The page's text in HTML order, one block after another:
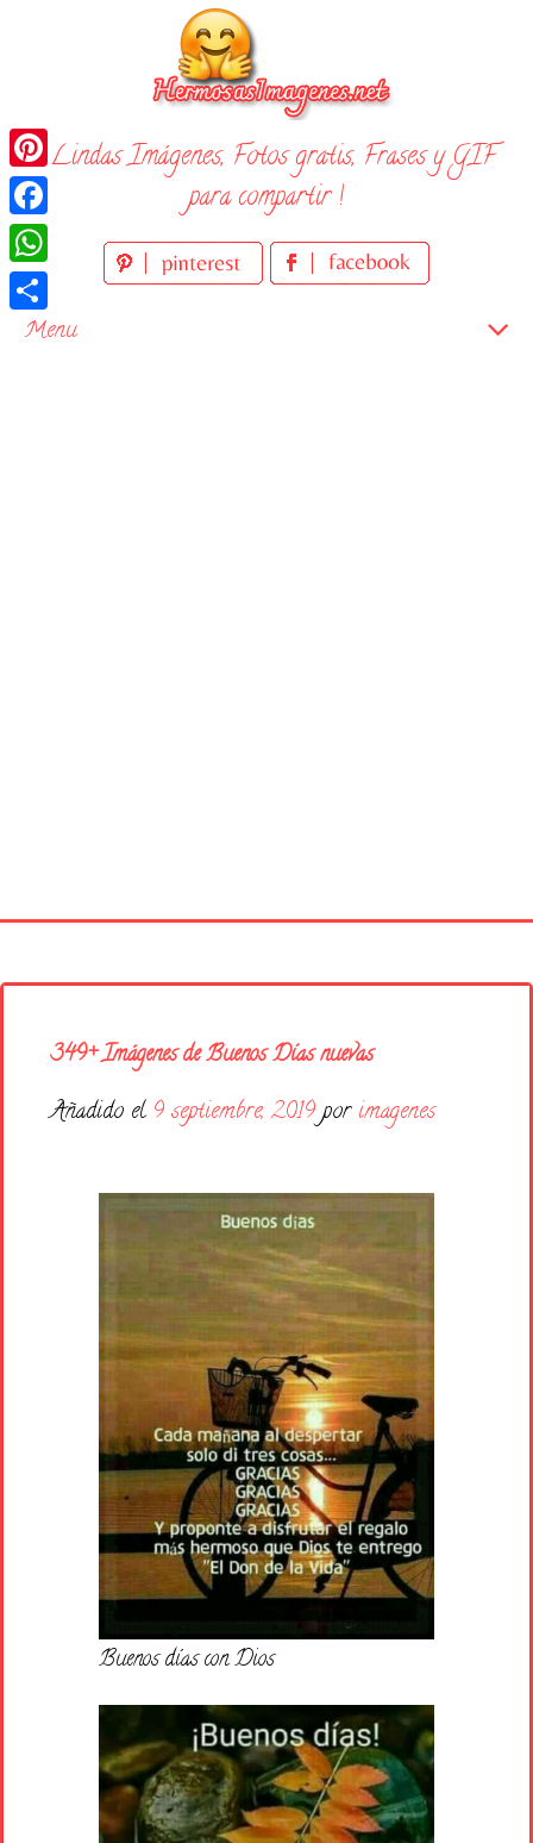
¡ Lindas Imágenes, Fotos gratis, Frases y GIF
para compartir !
Menu
Días de la Semana
Buenas Noches
Feliz Cumpleaños
Festividad
349+ Imágenes de Buenos Días nuevas
Añadido el 9 septiembre, 2019 por imagenes
Buenos días con Dios
Pinterest
Facebook
WhatsApp
Compartir